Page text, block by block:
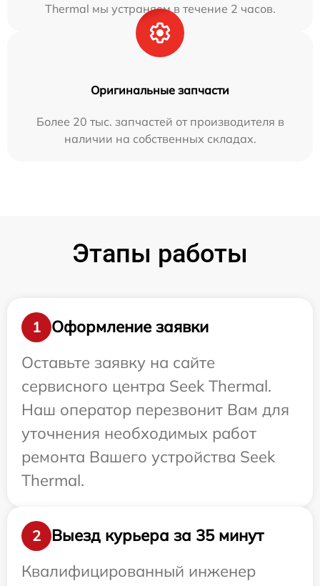
Thermal мы устраняем в течение 2 часов.
Оригинальные запчасти
Более 20 тыс. запчастей от производителя в
наличии на собственных складах.
Этапы работы
1
Оформление заявки
Оставьте заявку на сайте
сервисного центра Seek Thermal.
Наш оператор перезвонит Вам для
уточнения необходимых работ
ремонта Вашего устройства Seek
Thermal.
2
Выезд курьера за 35 минут
Квалифицированный инженер